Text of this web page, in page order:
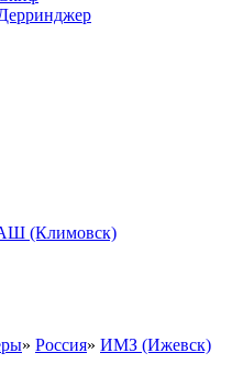
(Климовск)
» Россия» ИМЗ (Ижевск)